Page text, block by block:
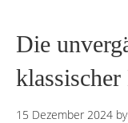
Die
15 Dezember 2024 by